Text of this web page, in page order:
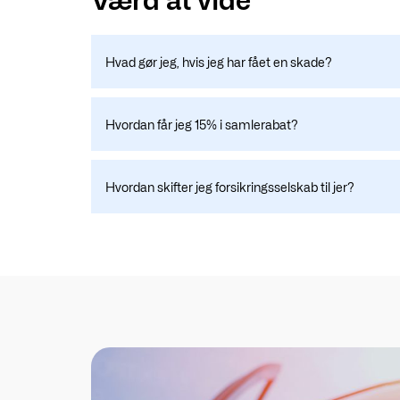
Hvad gør jeg, hvis jeg har fået en skade?
Hvordan får jeg 15% i samlerabat?
Hvordan skifter jeg forsikringsselskab til jer?